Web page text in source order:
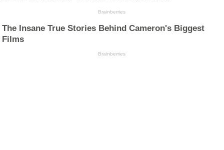
Brainberries
The Insane True Stories Behind Cameron's Biggest
Films
Brainberries